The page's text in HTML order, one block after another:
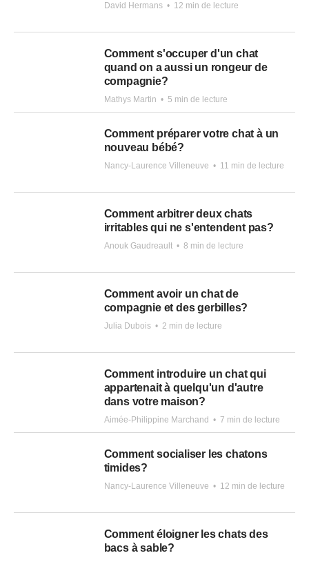
David Hermans • 12 min de lecture
Comment s'occuper d'un chat
quand on a aussi un rongeur de
compagnie?
Mathys Martin • 5 min de lecture
Comment préparer votre chat à un
nouveau bébé?
Nancy-Laurence Villeneuve • 11 min de lecture
Comment arbitrer deux chats
irritables qui ne s'entendent pas?
Anouk Gaudreault • 8 min de lecture
Comment avoir un chat de
compagnie et des gerbilles?
Julia Dubois • 2 min de lecture
Comment introduire un chat qui
appartenait à quelqu'un d'autre
dans votre maison?
Aimée-Philippine Marchand • 7 min de lecture
Comment socialiser les chatons
timides?
Nancy-Laurence Villeneuve • 12 min de lecture
Comment éloigner les chats des
bacs à sable?